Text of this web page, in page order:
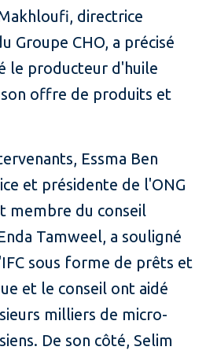
directrice
Groupe CHO, a précisé
le producteur d'huile
offre de produits et
Essma Ben
et présidente de l'ONG
membre du conseil
Tamweel, a souligné
sous forme de prêts et
et le conseil ont aidé
milliers de micro-
De son côté, Selim